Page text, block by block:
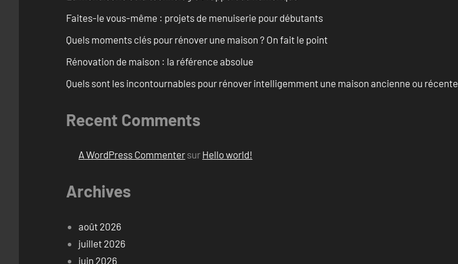
Faites-le vous-même : projets de menuiserie pour débutants
Quels moments clés pour rénover une maison ? On fait le point
Rénovation de maison : la référence absolue
Quels sont les incontournables pour rénover intelligemment une maison ancienne ou récente
Recent Comments
A WordPress Commenter sur Hello world!
Archives
août 2026
juillet 2026
juin 2026